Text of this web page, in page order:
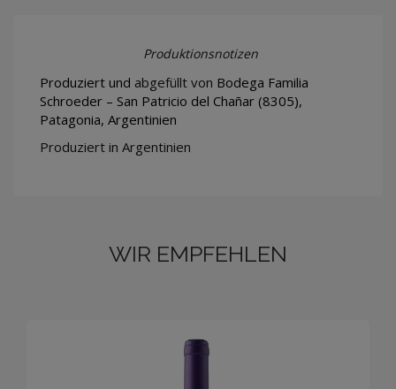
Produktionsnotizen
Produziert und abgefüllt von Bodega Familia
Schroeder – San Patricio del Chañar (8305),
Patagonia, Argentinien
Produziert in Argentinien
WIR EMPFEHLEN